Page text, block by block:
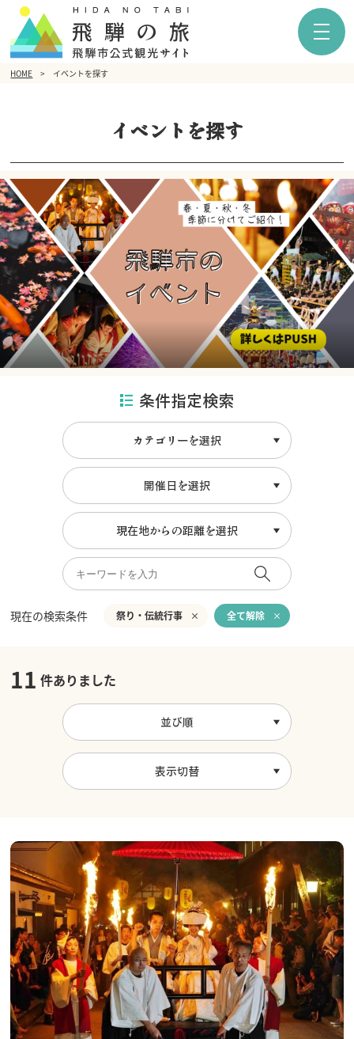
HOME イベントを探す
イベントを探す
条件指定検索
カテゴリーを選択
開催日を選択
現在地からの距離を選択
現在の検索条件 祭り・伝統行事 全て解除
11 件ありました
並び順
表示切替